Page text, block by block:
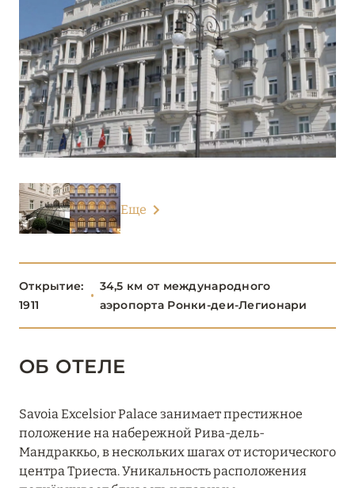
ПЬЕМОНТ 3
САРДИНИЯ 24
СИЦИЛИЯ 4
ТОСКАНА 29
ТРЕНТИНО-АЛЬТО-
АДИДЖЕ
УМБРИЯ 1
ФРИУЛИ-ВЕНЕЦИЯ-
ДЖУЛИЯ
ТРИЕСТ
ЭМИЛИЯ-РОМАНЬЯ
Еще
Открытие:
1911
34,5 км от международного
аэропорта Ронки-деи-Легионари
ОБ ОТЕЛЕ
Savoia Excelsior Palace занимает престижное
положение на набережной Рива-дель-
Мандраккьо, в нескольких шагах от исторического
центра Триеста. Уникальность расположения